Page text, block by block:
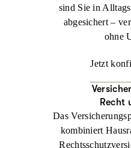
sind Sie in
abgesichert –
ohne
Jetzt
Recht
Das
kombiniert